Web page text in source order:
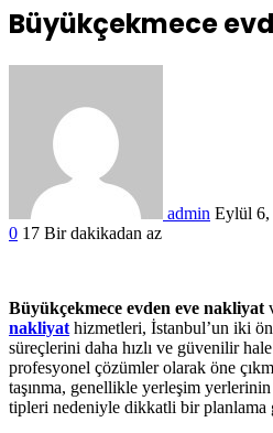
Büyükçekmece
admin Eylül 6,
0 17 Bir dakikadan az
Büyükçekmece evden eve nakliyat
nakliyat hizmetleri, İstanbul’un iki
süreçlerini daha hızlı ve güvenilir
profesyonel çözümler olarak öne
taşınma, genellikle yerleşim
tipleri nedeniyle dikkatli bir planlama